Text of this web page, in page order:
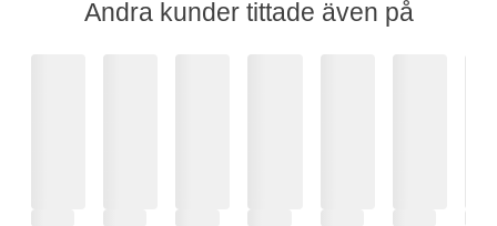
Andra kunder tittade även på